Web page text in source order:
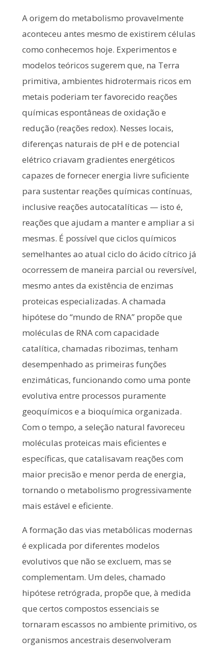
A origem do metabolismo provavelmente
aconteceu antes mesmo de existirem células
como conhecemos hoje. Experimentos e
modelos teóricos sugerem que, na Terra
primitiva, ambientes hidrotermais ricos em
metais poderiam ter favorecido reações
químicas espontâneas de oxidação e
redução (reações redox). Nesses locais,
diferenças naturais de pH e de potencial
elétrico criavam gradientes energéticos
capazes de fornecer energia livre suficiente
para sustentar reações químicas contínuas,
inclusive reações autocatalíticas — isto é,
reações que ajudam a manter e ampliar a si
mesmas. É possível que ciclos químicos
semelhantes ao atual ciclo do ácido cítrico já
ocorressem de maneira parcial ou reversível,
mesmo antes da existência de enzimas
proteicas especializadas. A chamada
hipótese do “mundo de RNA” propõe que
moléculas de RNA com capacidade
catalítica, chamadas ribozimas, tenham
desempenhado as primeiras funções
enzimáticas, funcionando como uma ponte
evolutiva entre processos puramente
geoquímicos e a bioquímica organizada.
Com o tempo, a seleção natural favoreceu
moléculas proteicas mais eficientes e
específicas, que catalisavam reações com
maior precisão e menor perda de energia,
tornando o metabolismo progressivamente
mais estável e eficiente.
A formação das vias metabólicas modernas
é explicada por diferentes modelos
evolutivos que não se excluem, mas se
complementam. Um deles, chamado
hipótese retrógrada, propõe que, à medida
que certos compostos essenciais se
tornaram escassos no ambiente primitivo, os
organismos ancestrais desenvolveram